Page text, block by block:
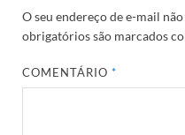
O seu endereço de e-mail
obrigatórios são marcados
COMENTÁRIO*